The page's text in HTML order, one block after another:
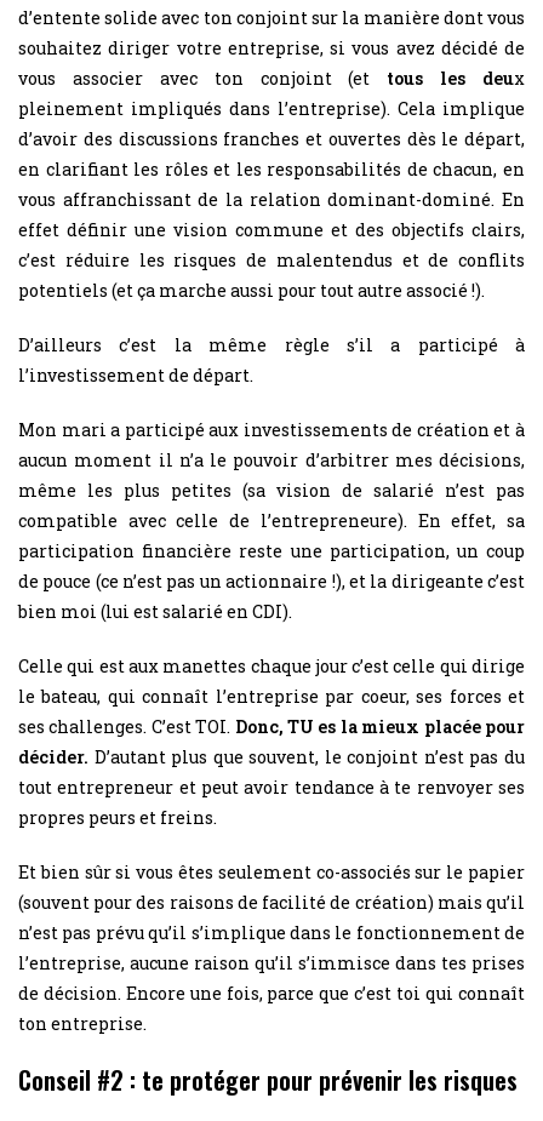
d’entente solide avec ton conjoint sur la manière dont vous
souhaitez diriger votre entreprise, si vous avez décidé de
vous associer avec ton conjoint (et tous les deux
pleinement impliqués dans l’entreprise). Cela implique
d’avoir des discussions franches et ouvertes dès le départ,
en clarifiant les rôles et les responsabilités de chacun, en
vous affranchissant de la relation dominant-dominé. En
effet définir une vision commune et des objectifs clairs,
c’est réduire les risques de malentendus et de conflits
potentiels (et ça marche aussi pour tout autre associé !).
D’ailleurs c’est la même règle s’il a participé à
l’investissement de départ.
Mon mari a participé aux investissements de création et à
aucun moment il n’a le pouvoir d’arbitrer mes décisions,
même les plus petites (sa vision de salarié n’est pas
compatible avec celle de l’entrepreneure). En effet, sa
participation financière reste une participation, un coup
de pouce (ce n’est pas un actionnaire !), et la dirigeante c’est
bien moi (lui est salarié en CDI).
Celle qui est aux manettes chaque jour c’est celle qui dirige
le bateau, qui connaît l’entreprise par coeur, ses forces et
ses challenges. C’est TOI. Donc, TU es la mieux placée pour
décider. D’autant plus que souvent, le conjoint n’est pas du
tout entrepreneur et peut avoir tendance à te renvoyer ses
propres peurs et freins.
Et bien sûr si vous êtes seulement co-associés sur le papier
(souvent pour des raisons de facilité de création) mais qu’il
n’est pas prévu qu’il s’implique dans le fonctionnement de
l’entreprise, aucune raison qu’il s’immisce dans tes prises
de décision. Encore une fois, parce que c’est toi qui connaît
ton entreprise.
Conseil #2 : te protéger pour prévenir les risques